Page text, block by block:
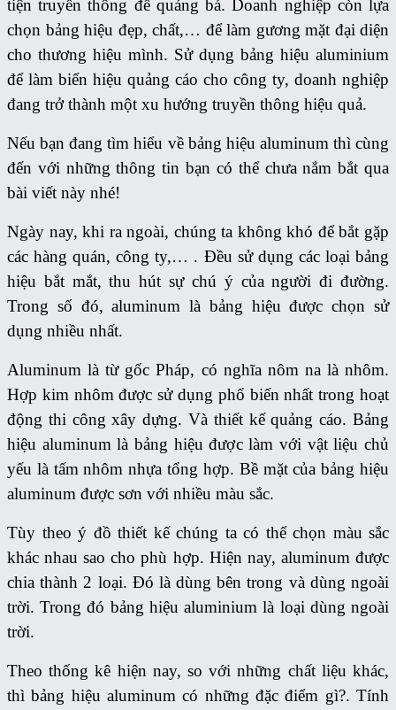
tiện truyền thông để quảng bá. Doanh nghiệp còn lựa
chọn bảng hiệu đẹp, chất,… để làm gương mặt đại diện
cho thương hiệu mình. Sử dụng bảng hiệu aluminium
để làm biển hiệu quảng cáo cho công ty, doanh nghiệp
đang trở thành một xu hướng truyền thông hiệu quả.
Nếu bạn đang tìm hiểu về bảng hiệu aluminum thì cùng
đến với những thông tin bạn có thể chưa nắm bắt qua
bài viết này nhé!
Ngày nay, khi ra ngoài, chúng ta không khó để bắt gặp
các hàng quán, công ty,… . Đều sử dụng các loại bảng
hiệu bắt mắt, thu hút sự chú ý của người đi đường.
Trong số đó, aluminum là bảng hiệu được chọn sử
dụng nhiều nhất.
Aluminum là từ gốc Pháp, có nghĩa nôm na là nhôm.
Hợp kim nhôm được sử dụng phổ biến nhất trong hoạt
động thi công xây dựng. Và thiết kế quảng cáo. Bảng
hiệu aluminum là bảng hiệu được làm với vật liệu chủ
yếu là tấm nhôm nhựa tổng hợp. Bề mặt của bảng hiệu
aluminum được sơn với nhiều màu sắc.
Tùy theo ý đồ thiết kế chúng ta có thể chọn màu sắc
khác nhau sao cho phù hợp. Hiện nay, aluminum được
chia thành 2 loại. Đó là dùng bên trong và dùng ngoài
trời. Trong đó bảng hiệu aluminium là loại dùng ngoài
trời.
Theo thống kê hiện nay, so với những chất liệu khác,
thì bảng hiệu aluminum có những đặc điểm gì?. Tính